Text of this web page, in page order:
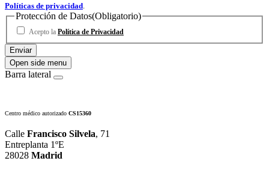
Políticas de privacidad
Protección de Datos(Obligatorio)
Acepto la Política de Privacidad
Open side menu
Barra lateral
Centro médico autorizado CS15360
Calle Francisco Silvela, 71
Entreplanta 1ºE
28028 Madrid